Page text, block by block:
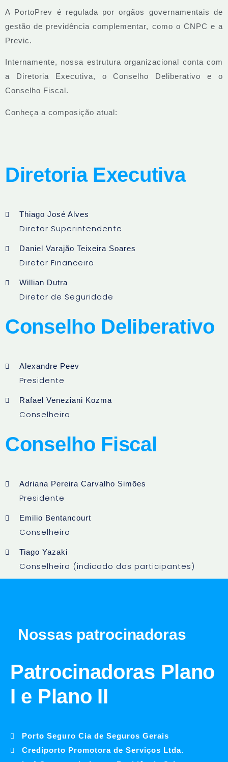
A PortoPrev é regulada por orgãos governamentais de
gestão de previdência complementar, como o CNPC e a
Previc.
Internamente, nossa estrutura organizacional conta com
a Diretoria Executiva, o Conselho Deliberativo e o
Conselho Fiscal.
Conheça a composição atual:
Diretoria Executiva
Thiago José Alves
Diretor Superintendente
Daniel Varajão Teixeira Soares
Diretor Financeiro
Willian Dutra
Diretor de Seguridade
Conselho Deliberativo
Alexandre Peev
Presidente
Rafael Veneziani Kozma
Conselheiro
Conselho Fiscal
Adriana Pereira Carvalho Simões
Presidente
Emilio Bentancourt
Conselheiro
Tiago Yazaki
Conselheiro (indicado dos participantes)
Nossas patrocinadoras
Patrocinadoras Plano
I e Plano II
Porto Seguro Cia de Seguros Gerais
Crediporto Promotora de Serviços Ltda.